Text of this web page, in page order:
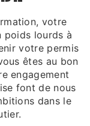
votre
poids lourds à
votre permis
êtes au bon
engagement
font de nous
dans le